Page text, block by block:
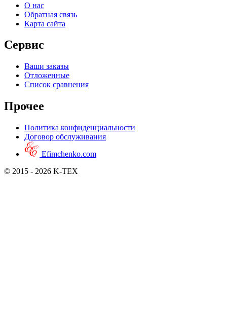
О нас
Обратная связь
Карта сайта
Сервис
Ваши заказы
Отложенные
Список сравнения
Прочее
Политика конфиденциальности
Договор обслуживания
Efimchenko.com
© 2015 - 2026 K-TEX